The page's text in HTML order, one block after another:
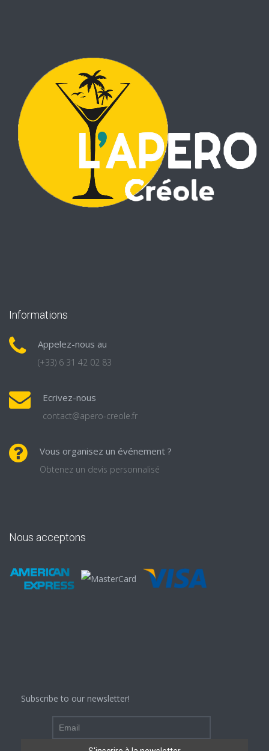
Informations
Appelez-nous au
(+33) 6 31 42 02 83
Ecrivez-nous
contact@apero-creole.fr
Vous organisez un événement ?
Obtenez un devis personnalisé
Nous acceptons
Subscribe to our newsletter!